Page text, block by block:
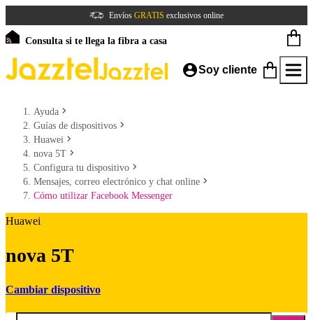
Envíos GRATIS exclusivos online
Consulta si te llega la fibra a casa
Soy cliente
Ayuda
Guías de dispositivos
Huawei
nova 5T
Configura tu dispositivo
Mensajes, correo electrónico y chat online
Cómo utilizar Facebook Messenger
Huawei
nova 5T
Cambiar dispositivo